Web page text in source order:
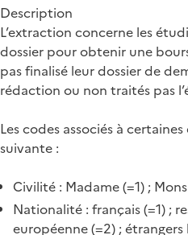
Description
L’extraction concerne les
dossier pour obtenir une
pas finalisé leur dossier de
rédaction ou non traités pas
Les codes associés à
suivante :
Civilité : Madame (=1) ;
Nationalité : français (=1) ;
européenne (=2) ;